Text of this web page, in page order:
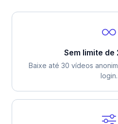
Sem limite de
Baixe até 30 vídeos
login.